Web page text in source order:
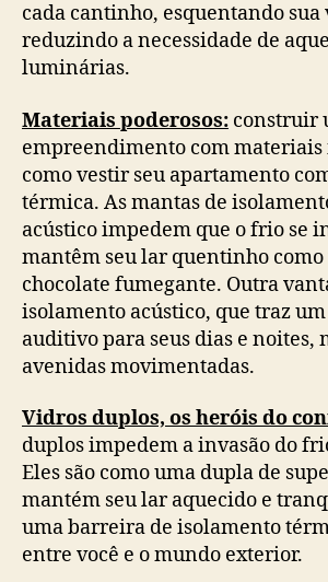
cada cantinho, esquentando sua
reduzindo a necessidade de
luminárias.
Materiais poderosos: construir
empreendimento com
como vestir seu apartamento
térmica. As mantas de
acústico impedem que o frio se
mantêm seu lar quentinho
chocolate fumegante. Outra
isolamento acústico, que traz
auditivo para seus dias e noites,
avenidas movimentadas.
Vidros duplos, os heróis do
duplos impedem a invasão do
Eles são como uma dupla de
mantém seu lar aquecido e
uma barreira de isolamento
entre você e o mundo exterior.